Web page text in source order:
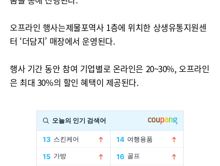
오프라인 행사는제물포역사 1층에 위치한 상생유통지원센
터 ‘더담지’ 매장에서 운영된다.
행사 기간 동안 참여 기업별로 온라인은 20~30%, 오프라인
은 최대 30%의 할인 혜택이 제공된다.